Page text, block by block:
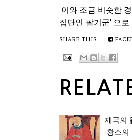
이와 조금 비슷한
집단인 팔기군' 으
SHARE THIS:
제국의
황소의